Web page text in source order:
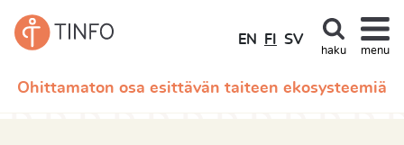
Ohittamaton osa esittävän taiteen ekosysteemiä
EN FI SV
haku menu